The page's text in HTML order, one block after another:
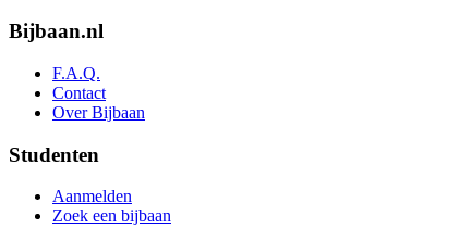
Bijbaan.nl
F.A.Q.
Contact
Over Bijbaan
Studenten
Aanmelden
Zoek een bijbaan